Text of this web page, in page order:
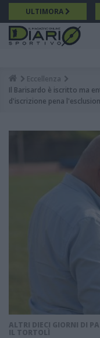
Salta
al
contenuto
principale
ULTIMORA
Breadcrumb
Eccellenza
Il Barisardo è iscritto ma
d'iscrizione pena
ALTRI DIECI GIORNI DI
IL TORTOLÌ